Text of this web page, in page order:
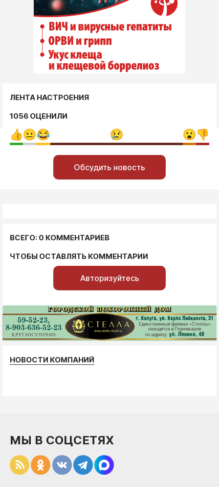
ЛЕНТА НАСТРОЕНИЯ
1056 ОЦЕНИЛИ
Обсудить новость
ВСЕГО: 0 КОММЕНТАРИЕВ
ЧТОБЫ ОСТАВЛЯТЬ КОММЕНТАРИИ
Авторизуйтесь
НОВОСТИ КОМПАНИЙ
МЫ В СОЦСЕТЯХ